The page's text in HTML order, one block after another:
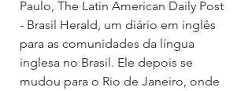
Paulo, The Latin American Daily Post
- Brasil Herald, um diário em inglês
para as comunidades da língua
inglesa no Brasil. Ele depois se
mudou para o Rio de Janeiro, onde